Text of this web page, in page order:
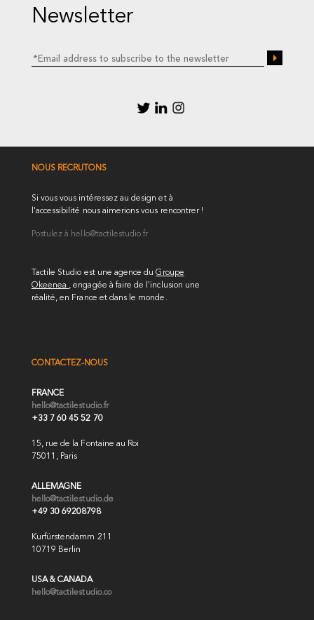
Newsletter
NOUS RECRUTONS
Si vous vous intéressez au design et à
l'accessibilité nous aimerions vous rencontrer !
Postulez à hello@tactilestudio.fr
Tactile Studio est une agence duGroupe
Okeenea , engagée à faire de l'inclusion une
réalité, en France et dans le monde.
CONTACTEZ-NOUS
FRANCE
hello@tactilestudio.fr
+33 7 60 45 52 70
15, rue de la Fontaine au Roi
75011, Paris
ALLEMAGNE
hello@tactilestudio.de
+49 30 69208798
Kurfürstendamm 211
10719 Berlin
USA & CANADA
hello@tactilestudio.co